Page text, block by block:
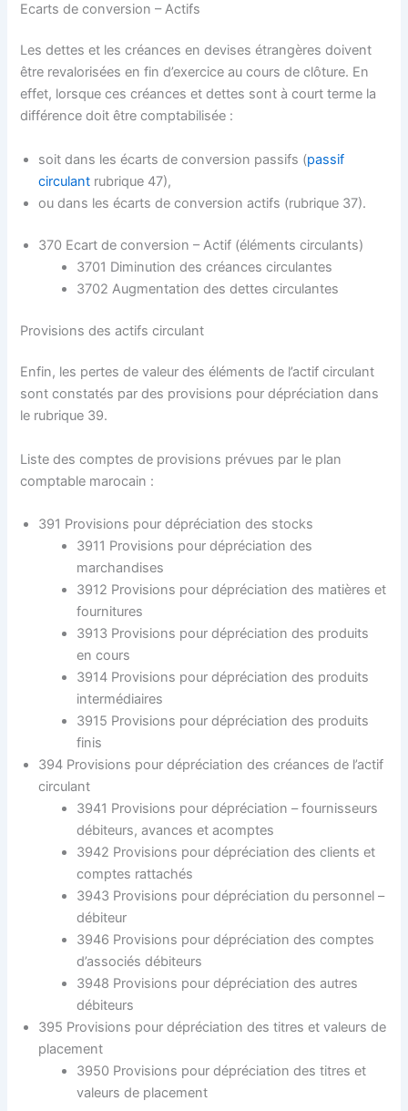
Ecarts de conversion – Actifs
Les dettes et les créances en devises étrangères doivent
être revalorisées en fin d’exercice au cours de clôture. En
effet, lorsque ces créances et dettes sont à court terme la
différence doit être comptabilisée :
soit dans les écarts de conversion passifs (passif
circulant rubrique 47),
ou dans les écarts de conversion actifs (rubrique 37).
370 Ecart de conversion – Actif (éléments circulants)
3701 Diminution des créances circulantes
3702 Augmentation des dettes circulantes
Provisions des actifs circulant
Enfin, les pertes de valeur des éléments de l’actif circulant
sont constatés par des provisions pour dépréciation dans
le rubrique 39.
Liste des comptes de provisions prévues par le plan
comptable marocain :
391 Provisions pour dépréciation des stocks
3911 Provisions pour dépréciation des
marchandises
3912 Provisions pour dépréciation des matières et
fournitures
3913 Provisions pour dépréciation des produits
en cours
3914 Provisions pour dépréciation des produits
intermédiaires
3915 Provisions pour dépréciation des produits
finis
394 Provisions pour dépréciation des créances de l’actif
circulant
3941 Provisions pour dépréciation – fournisseurs
débiteurs, avances et acomptes
3942 Provisions pour dépréciation des clients et
comptes rattachés
3943 Provisions pour dépréciation du personnel –
débiteur
3946 Provisions pour dépréciation des comptes
d’associés débiteurs
3948 Provisions pour dépréciation des autres
débiteurs
395 Provisions pour dépréciation des titres et valeurs de
placement
3950 Provisions pour dépréciation des titres et
valeurs de placement